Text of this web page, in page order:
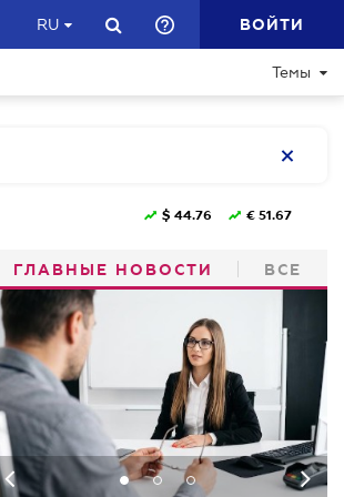
RU ВОЙТИ
Темы
$ 44.76 € 51.67
ГЛАВНЫЕ НОВОСТИ ВСЕ